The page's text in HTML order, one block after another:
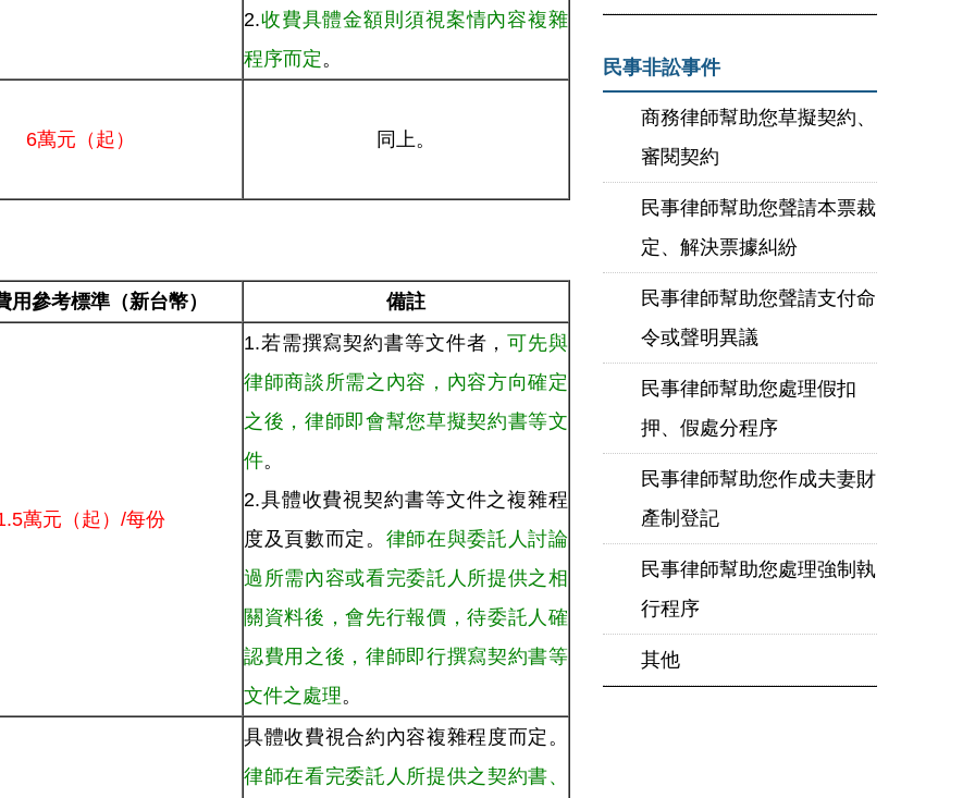
2.收費具體金額則須視案情內容複雜
程序而定。
6萬元（起） 同上。
用參考標準（新台幣） 備註
萬元（起）/每份
1.若需撰寫契約書等文件者，可先與
律師商談所需之內容，內容方向確定
之後，律師即會幫您草擬契約書等文
件。
2.具體收費視契約書等文件之複雜程
度及頁數而定。 律師在與委託人討論
過所需內容或看完委託人所提供之相
關資料後，會先行報價，待委託人確
認費用之後，律師即行撰寫契約書等
文件之處理。
具體收費視合約內容複雜程度而定。
律師在看完委託人所提供之契約書、
民事非訟事件
商務律師幫助您草擬契約、
審閱契約
民事律師幫助您聲請本票裁
定、解決票據糾紛
民事律師幫助您聲請支付命
令或聲明異議
民事律師幫助您處理假扣
押、假處分程序
民事律師幫助您作成夫妻財
產制登記
民事律師幫助您處理強制執
行程序
其他